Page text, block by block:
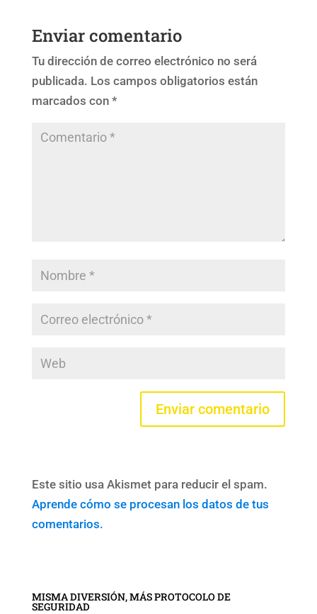
Enviar comentario
Tu dirección de correo electrónico no será
publicada. Los campos obligatorios están
marcados con *
Este sitio usa Akismet para reducir el spam.
Aprende cómo se procesan los datos de tus
comentarios.
MISMA DIVERSIÓN, MÁS PROTOCOLO DE
SEGURIDAD